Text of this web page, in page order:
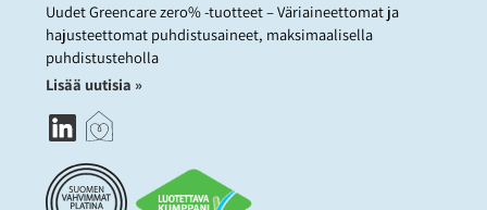
Uudet Greencare zero% -tuotteet – Väriaineettomat ja
hajusteettomat puhdistusaineet, maksimaalisella
puhdistusteholla
Lisää uutisia »